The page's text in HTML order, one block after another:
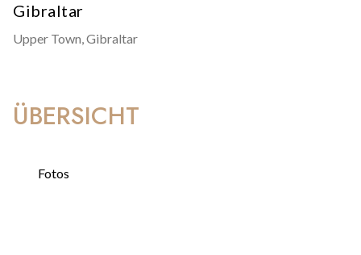
Gibraltar
Upper Town,Gibraltar
ÜBERSICHT
Fotos